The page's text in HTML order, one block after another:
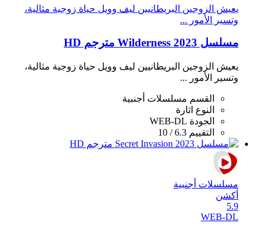
يعيش الزوجين البريطانيين ليف وويل حياة زوجية مثالية،
وتسير الأمور ...
مسلسل Wilderness 2023 مترجم HD
يعيش الزوجين البريطانيين ليف وويل حياة زوجية مثالية،
وتسير الأمور ...
القسم مسلسلات أجنبية
النوع اثارة
الجودة WEB-DL
التقييم 6.3 / 10
مسلسلات أجنبية
أكشن
5.9
WEB-DL